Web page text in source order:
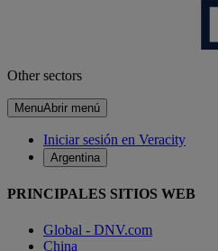
Other sectors
MenuAbrir menú
Iniciar sesión en Veracity
Argentina
PRINCIPALES SITIOS WEB
Global - DNV.com
China